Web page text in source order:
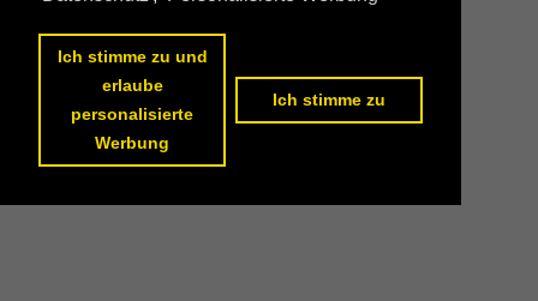
Ich stimme zu und
erlaube
personalisierte
Werbung
Ich stimme zu